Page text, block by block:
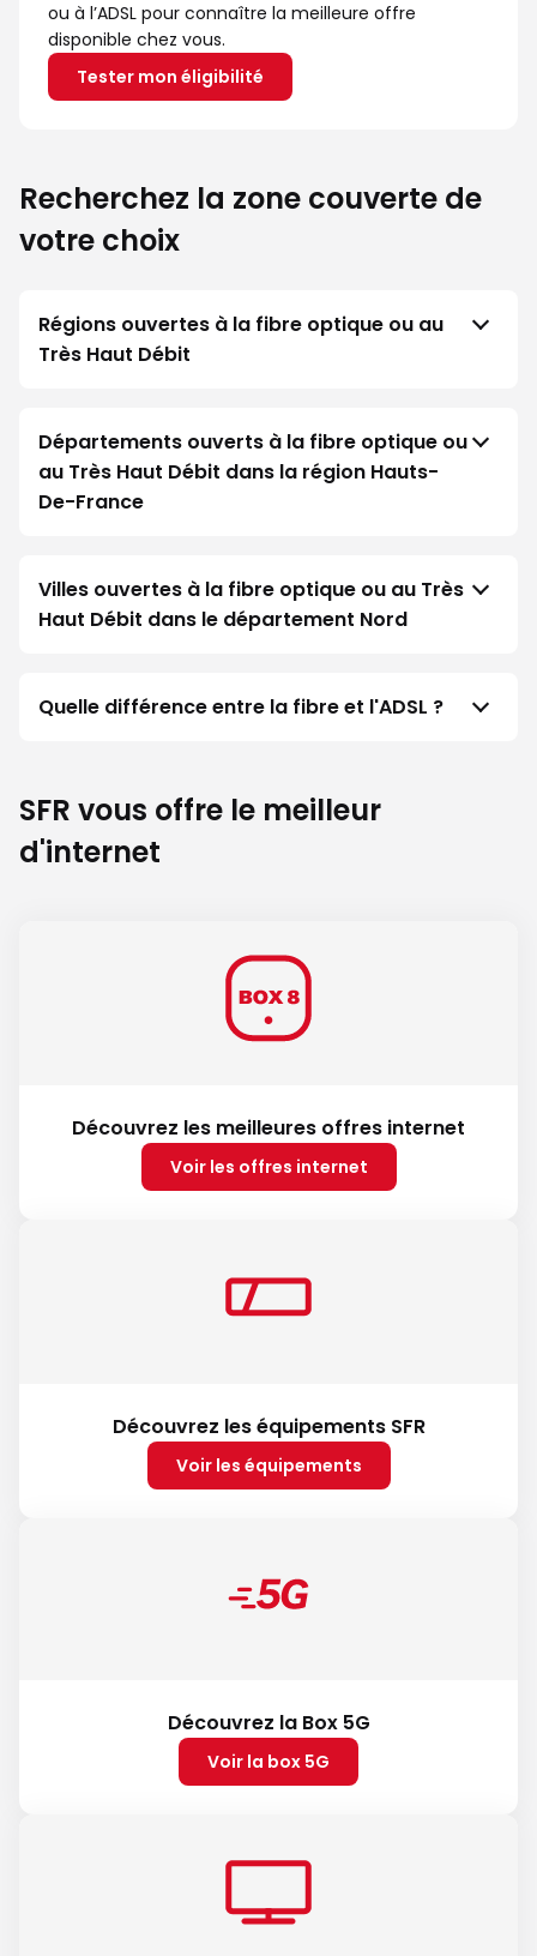
ou à l’ADSL pour connaître la meilleure offre
disponible chez vous.
Tester mon éligibilité
Recherchez la zone couverte de
votre choix
Régions ouvertes à la fibre optique ou au
Très Haut Débit
Départements ouverts à la fibre optique ou
au Très Haut Débit dans la région Hauts-
De-France
Villes ouvertes à la fibre optique ou au Très
Haut Débit dans le département Nord
Quelle différence entre la fibre et l'ADSL ?
SFR vous offre le meilleur
d'internet
Découvrez les meilleures offres internet
Voir les offres internet
Découvrez les équipements SFR
Voir les équipements
Découvrez la Box 5G
Voir la box 5G